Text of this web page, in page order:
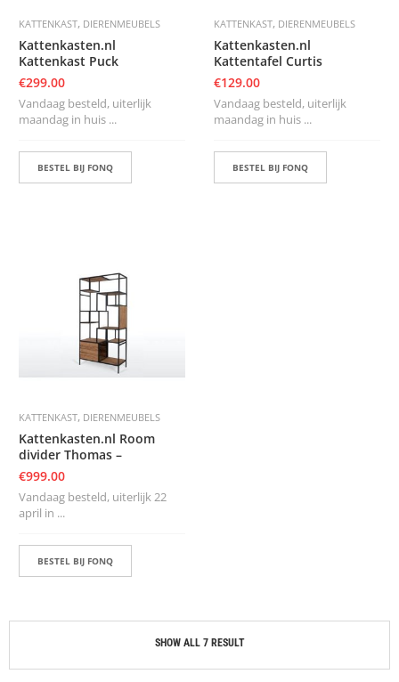
KATTENKAST, DIERENMEUBELS
Kattenkasten.nl
Kattenkast Puck
€299.00
Vandaag besteld, uiterlijk
maandag in huis ...
BESTEL BIJ FONQ
KATTENKAST, DIERENMEUBELS
Kattenkasten.nl
Kattentafel Curtis
€129.00
Vandaag besteld, uiterlijk
maandag in huis ...
BESTEL BIJ FONQ
KATTENKAST, DIERENMEUBELS
Kattenkasten.nl Room
divider Thomas –
€999.00
Vandaag besteld, uiterlijk 22
april in ...
BESTEL BIJ FONQ
SHOW ALL 7 RESULT